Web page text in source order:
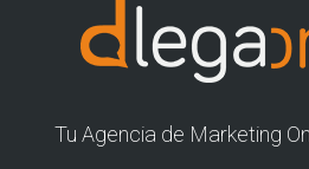
Tu Agencia de Marketing